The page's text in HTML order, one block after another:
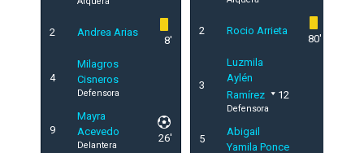
2 Andrea Arias
8'
4
Milagros
Cisneros
Defensora
9
Mayra
Acevedo
Delantera
26'
2 Rocio Arrieta
80'
3
Luzmila
Aylén
Ramírez
12
Defensora
5
Abigail
Yamila Ponce